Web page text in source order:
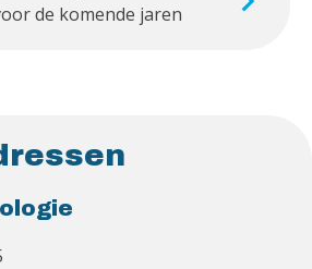
de komende jaren